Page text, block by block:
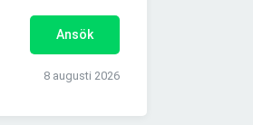
Ansök
8 augusti 2026